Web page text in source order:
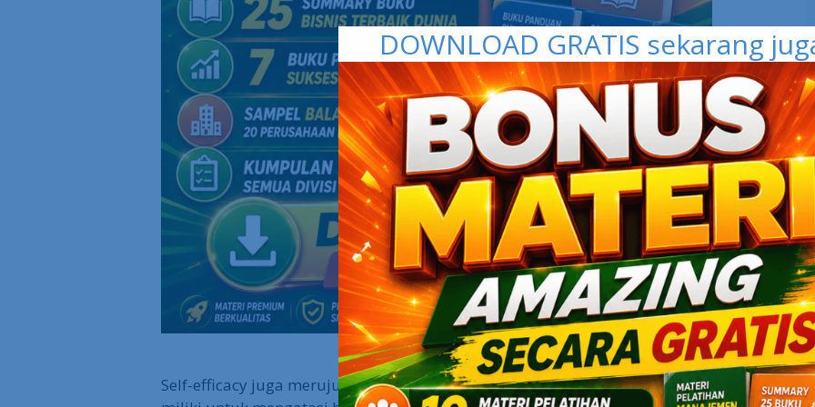
DOWNLOAD GRATIS sekarang
Self-efficacy juga merujuk pada keyakinan diri atas kemampuan yang Anda